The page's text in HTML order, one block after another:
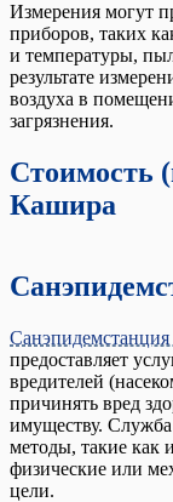
Измерения могут
приборов, таких
и температуры,
результате
воздуха в
загрязнения.
Стоимость
Кашира
предоставляет
вредителей
причинять вред
имуществу. Служба
методы, такие как
физические или
цели.